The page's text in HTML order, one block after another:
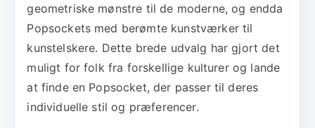
geometriske mønstre til de moderne, og endda
Popsockets med berømte kunstværker til
kunstelskere. Dette brede udvalg har gjort det
muligt for folk fra forskellige kulturer og lande
at finde en Popsocket, der passer til deres
individuelle stil og præferencer.